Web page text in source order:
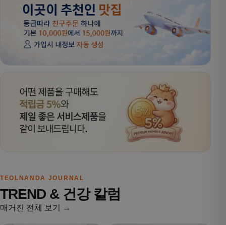
TEOLNANDA JOURNAL
TREND & 건강 칼럼
매거진 전체 보기 →